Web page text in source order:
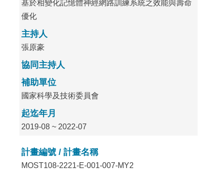
基於相變化記憶體神經網路訓練系統之效能與壽命
優化
主持人
張原豪
協同主持人
補助單位
國家科學及技術委員會
起迄年月
2019-08 ~ 2022-07
計畫編號 / 計畫名稱
MOST108-2221-E-001-007-MY2